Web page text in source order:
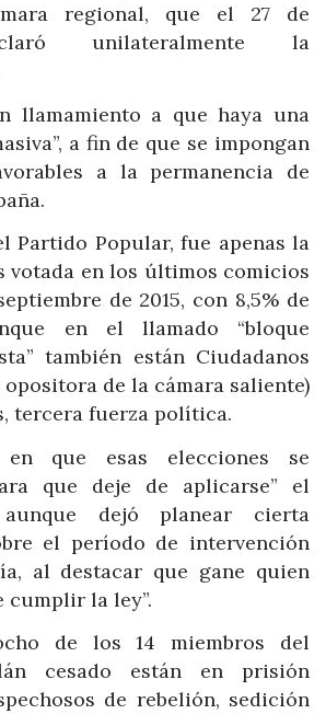
regional, que el 27 de
unilateralmente la
llamamiento a que haya una
a fin de que se impongan
a la permanencia de
Partido Popular, fue apenas la
votada en los últimos comicios
de 2015, con 8,5% de
en el llamado “bloque
también están Ciudadanos
de la cámara saliente)
tercera fuerza política.
que esas elecciones se
que deje de aplicarse” el
dejó planear cierta
el período de intervención
al destacar que gane quien
cumplir la ley”.
de los 14 miembros del
cesado están en prisión
de rebelión, sedición